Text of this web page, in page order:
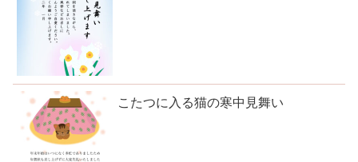
こたつに入る猫の寒中見舞い